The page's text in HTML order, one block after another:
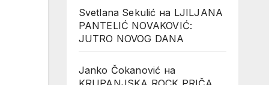
Svetlana Sekulić на LJILJANA
PANTELIĆ NOVAKOVIĆ:
JUTRO NOVOG DANA
Janko Čokanović на